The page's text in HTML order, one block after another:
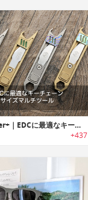
Pathfinder+｜EDCに最適なキーチェーンサイズマルチツール「パスファインダー」
+437